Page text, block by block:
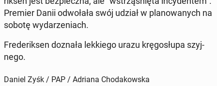
Premier Danii od­wo­ła­ła swój udział w pla­no­wa­nych na
sobotę wy­da­rze­niach.
Fre­de­rik­sen doznała lek­kie­go urazu krę­go­słu­pa szyj­
ne­go.
Daniel Zyśk / PAP / Adriana Chodakowska